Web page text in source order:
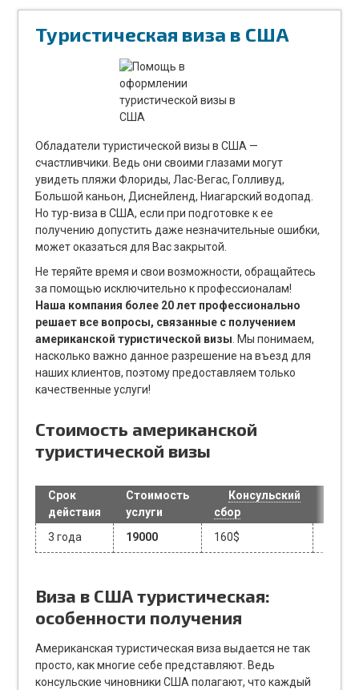
Туристическая виза в США
Обладатели туристической визы в США —
счастливчики. Ведь они своими глазами могут
увидеть пляжи Флориды, Лас-Вегас, Голливуд,
Большой каньон, Диснейленд, Ниагарский водопад.
Но тур-виза в США, если при подготовке к ее
получению допустить даже незначительные ошибки,
может оказаться для Вас закрытой.
Не теряйте время и свои возможности, обращайтесь
за помощью исключительно к профессионалам!
Наша компания более 20 лет профессионально
решает все вопросы, связанные с получением
американской туристической визы . Мы понимаем,
насколько важно данное разрешение на въезд для
наших клиентов, поэтому предоставляем только
качественные услуги!
Стоимость американской
туристической визы
Срок
действия
Стоимость
услуги
Консульский
сбор
3 года
19000 160$
Виза в США туристическая:
особенности получения
Американская туристическая виза выдается не так
просто, как многие себе представляют. Ведь
консульские чиновники США полагают, что каждый